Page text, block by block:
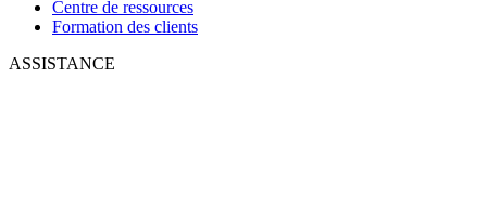
Centre de ressources
Formation des clients
ASSISTANCE